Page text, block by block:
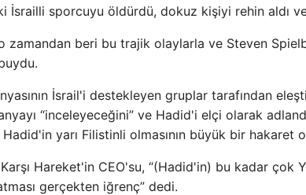
İsrailli sporcuyu öldürdü, dokuz kişiyi rehin aldı
zamandan beri bu trajik olaylarla ve Steven
İsrail'i destekleyen gruplar tarafından
“inceleyeceğini” ve Hadid'i elçi olarak
yarı Filistinli olmasının büyük bir hakaret
Hareket'in CEO'su, “(Hadid'in) bu kadar çok
gerçekten iğrenç” dedi.